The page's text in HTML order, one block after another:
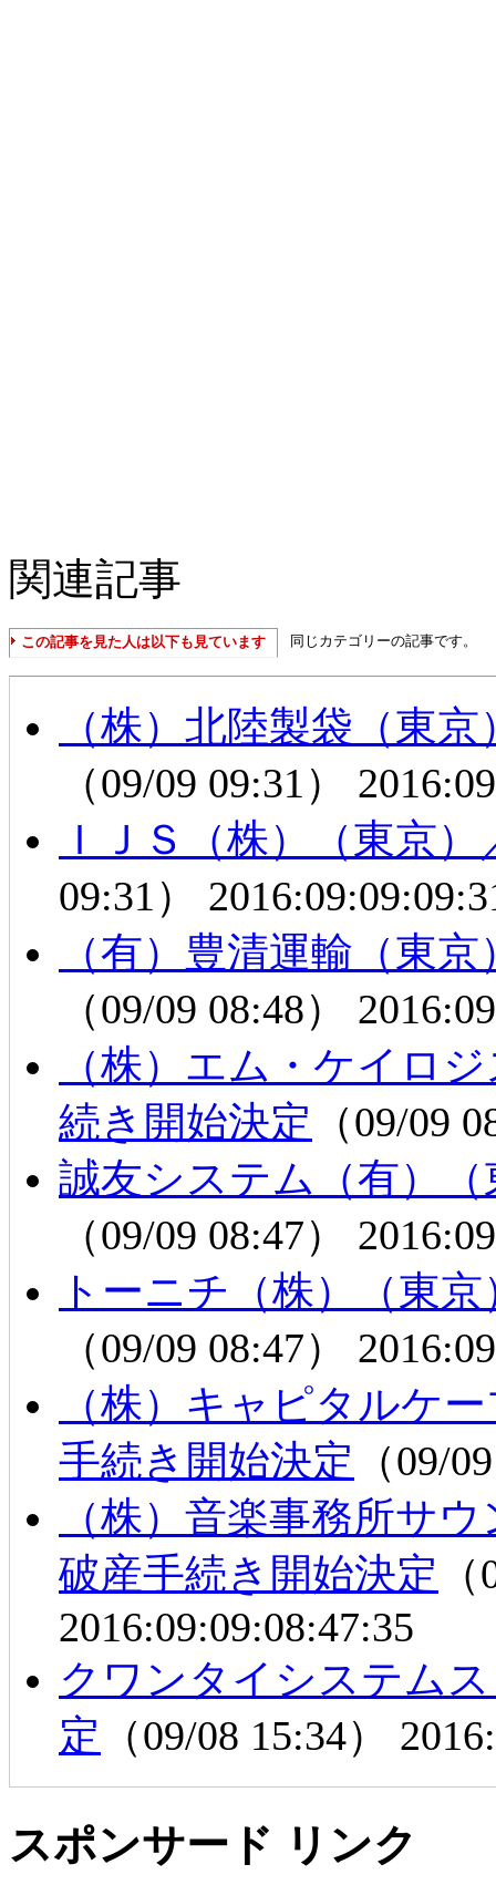
関連記事
この記事を見た人は以下も見ています 同じカテゴリーの記事です。
（株）北陸製袋（東
（09/09 09:31）
ＩＪＳ（株）（東京
09:31）
（有）豊清運輸（東
（09/09 08:48）
（株）エム・ケイロ
続き開始決定 （09/09
誠友システム（有）
（09/09 08:47）
トーニチ（株）（東
（09/09 08:47）
（株）キャピタルケ
手続き開始決定 （09/
（株）音楽事務所サ
破産手続き開始決定
2016:09:09:08:47:35
クワンタイシステム
定 （09/08 15:34）
スポンサード リンク